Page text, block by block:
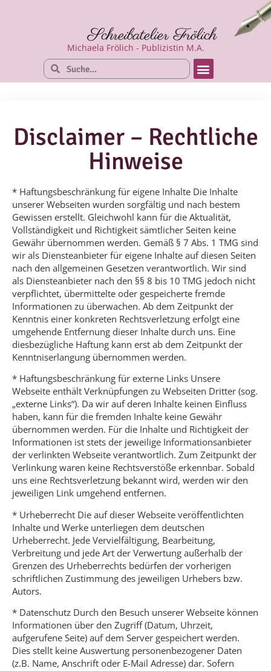
Schreibatelier Frölich
Michaela Frölich - Publizistin M.A.
Disclaimer – Rechtliche
Hinweise
* Haftungsbeschränkung für eigene Inhalte Die Inhalte
unserer Webseiten wurden sorgfältig und nach bestem
Gewissen erstellt. Gleichwohl kann für die Aktualität,
Vollständigkeit und Richtigkeit sämtlicher Seiten keine
Gewähr übernommen werden. Gemäß § 7 Abs. 1 TMG sind
wir als Diensteanbieter für eigene Inhalte auf diesen Seiten
nach den allgemeinen Gesetzen verantwortlich. Wir sind
als Diensteanbieter nach den §§ 8 bis 10 TMG jedoch nicht
verpflichtet, übermittelte oder gespeicherte fremde
Informationen zu überwachen. Ab dem Zeitpunkt der
Kenntnis einer konkreten Rechtsverletzung erfolgt eine
umgehende Entfernung dieser Inhalte durch uns. Eine
diesbezügliche Haftung kann erst ab dem Zeitpunkt der
Kenntniserlangung übernommen werden.
* Haftungsbeschränkung für externe Links Unsere
Webseite enthält Verknüpfungen zu Webseiten Dritter (sog.
„externe Links“). Da wir auf deren Inhalte keinen Einfluss
haben, kann für die fremden Inhalte keine Gewähr
übernommen werden. Für die Inhalte und Richtigkeit der
Informationen ist stets der jeweilige Informationsanbieter
der verlinkten Webseite verantwortlich. Zum Zeitpunkt der
Verlinkung waren keine Rechtsverstöße erkennbar. Sobald
uns eine Rechtsverletzung bekannt wird, werden wir den
jeweiligen Link umgehend entfernen.
* Urheberrecht Die auf dieser Webseite veröffentlichten
Inhalte und Werke unterliegen dem deutschen
Urheberrecht. Jede Vervielfältigung, Bearbeitung,
Verbreitung und jede Art der Verwertung außerhalb der
Grenzen des Urheberrechts bedürfen der vorherigen
schriftlichen Zustimmung des jeweiligen Urhebers bzw.
Autors.
* Datenschutz Durch den Besuch unserer Webseite können
Informationen über den Zugriff (Datum, Uhrzeit,
aufgerufene Seite) auf dem Server gespeichert werden.
Dies stellt keine Auswertung personenbezogener Daten
(z.B. Name, Anschrift oder E-Mail Adresse) dar. Sofern